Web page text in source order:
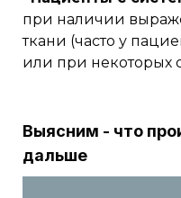
при наличии
ткани (часто у
или при некоторых
Выясним - что
дальше